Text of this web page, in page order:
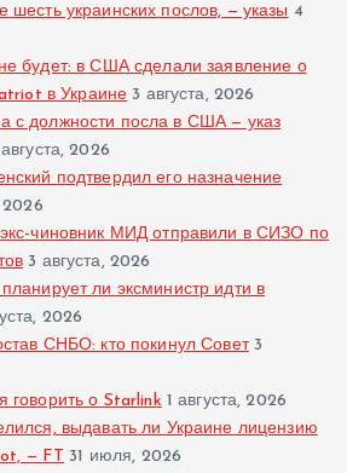
шесть украинских послов, — указы 4
будет: в США сделали заявление о
в Украине 3 августа, 2026
с должности посла в США — указ
2026
подтвердил его назначение
2026
чиновник МИД отправили в СИЗО по
3 августа, 2026
ли эксминистр идти в
2026
СНБО: кто покинул Совет 3
говорить о Starlink 1 августа, 2026
выдавать ли Украине лицензию
— FT 31 июля, 2026